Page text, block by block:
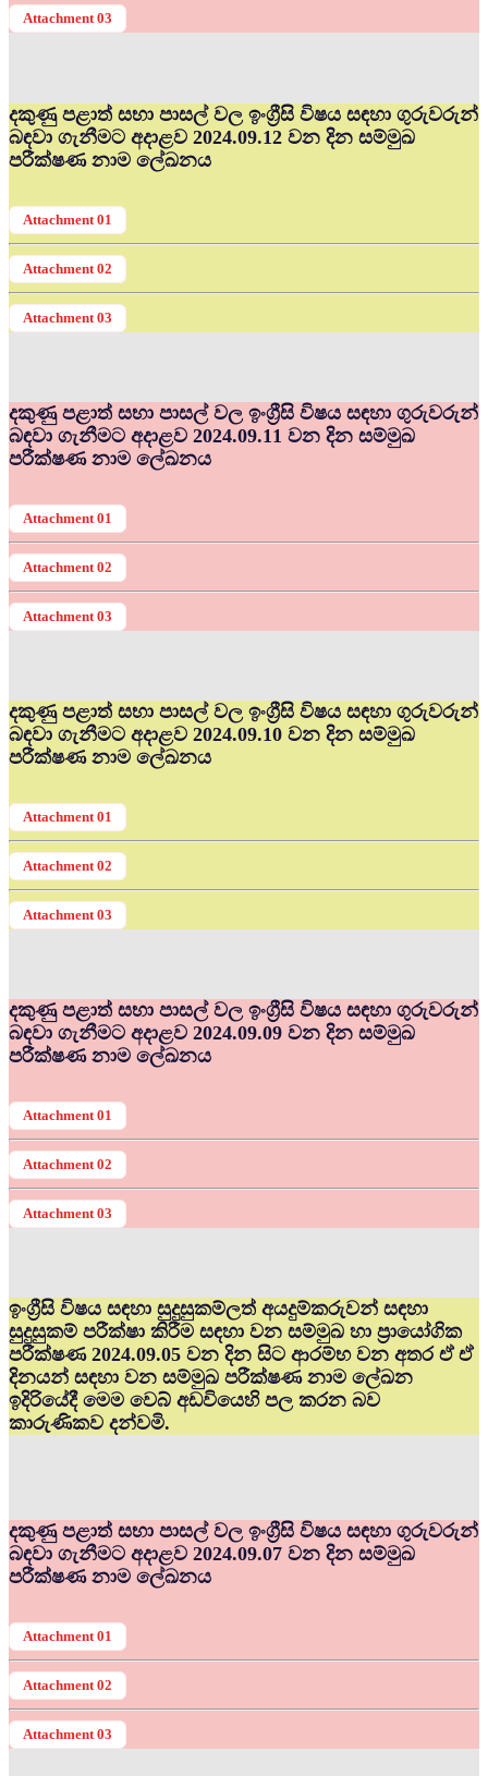
Attachment 03
දකුණු පළාත් සභා පාසල් වල ඉංග්‍රීසි විෂය සඳහා ගුරුවරුන්
බඳවා ගැනීමට අදාළව 2024.09.12 වන දින සම්මුඛ
පරීක්ෂණ නාම ලේඛනය
Attachment 01
Attachment 02
Attachment 03
දකුණු පළාත් සභා පාසල් වල ඉංග්‍රීසි විෂය සඳහා ගුරුවරුන්
බඳවා ගැනීමට අදාළව 2024.09.11 වන දින සම්මුඛ
පරීක්ෂණ නාම ලේඛනය
Attachment 01
Attachment 02
Attachment 03
දකුණු පළාත් සභා පාසල් වල ඉංග්‍රීසි විෂය සඳහා ගුරුවරුන්
බඳවා ගැනීමට අදාළව 2024.09.10 වන දින සම්මුඛ
පරීක්ෂණ නාම ලේඛනය
Attachment 01
Attachment 02
Attachment 03
දකුණු පළාත් සභා පාසල් වල ඉංග්‍රීසි විෂය සඳහා ගුරුවරුන්
බඳවා ගැනීමට අදාළව 2024.09.09 වන දින සම්මුඛ
පරීක්ෂණ නාම ලේඛනය
Attachment 01
Attachment 02
Attachment 03
ඉංග්‍රීසි විෂය සඳහා සුදුසුකම්ලත් අයදුම්කරුවන් සඳහා
සුදුසුකම් පරීක්ෂා කිරීම සඳහා වන සම්මුඛ හා ප්‍රායෝගික
පරීක්ෂණ 2024.09.05 වන දින සිට ආරම්භ වන අතර ඒ ඒ
දිනයන් සඳහා වන සම්මුඛ පරීක්ෂණ නාම ලේඛන
ඉදිරියේදී මෙම වෙබ් අඩවියෙහි පල කරන බව
කාරුණිකව දන්වමි.
දකුණු පළාත් සභා පාසල් වල ඉංග්‍රීසි විෂය සඳහා ගුරුවරුන්
බඳවා ගැනීමට අදාළව 2024.09.07 වන දින සම්මුඛ
පරීක්ෂණ නාම ලේඛනය
Attachment 01
Attachment 02
Attachment 03